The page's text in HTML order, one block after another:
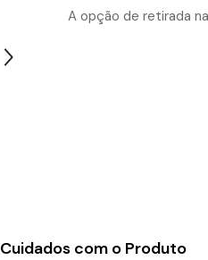
Linha
Clássica
Linha
Clássica
A opção de retirada
Cuidados com o Produto